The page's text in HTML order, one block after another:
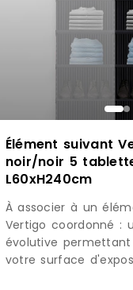
Élément suivant
noir/noir 5
L60xH240cm
À associer à un
Vertigo coordonné :
évolutive
votre surface